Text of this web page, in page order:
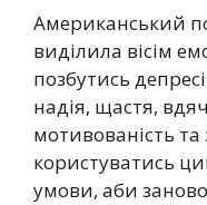
Американський
виділила вісім
позбутись
надія, щастя,
мотивованість
користуватись
умови, аби